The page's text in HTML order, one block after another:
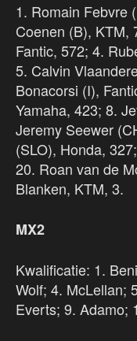
1. Romain Febvre
Coenen (B), KTM,
Fantic, 572; 4.
5. Calvin
Bonacorsi (I),
Yamaha, 423; 8.
Jeremy Seewer
(SLO), Honda,
20. Roan van de
Blanken, KTM, 3.
MX2
Kwalificatie: 1.
Wolf; 4. McLellan;
Everts; 9. Adamo;